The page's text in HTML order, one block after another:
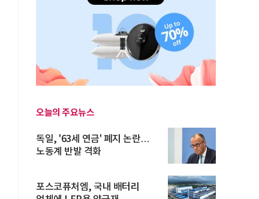
오늘의 주요뉴스
독일, '63세 연금' 폐지 논란…
노동계 반발 격화
포스코퓨처엠, 국내 배터리